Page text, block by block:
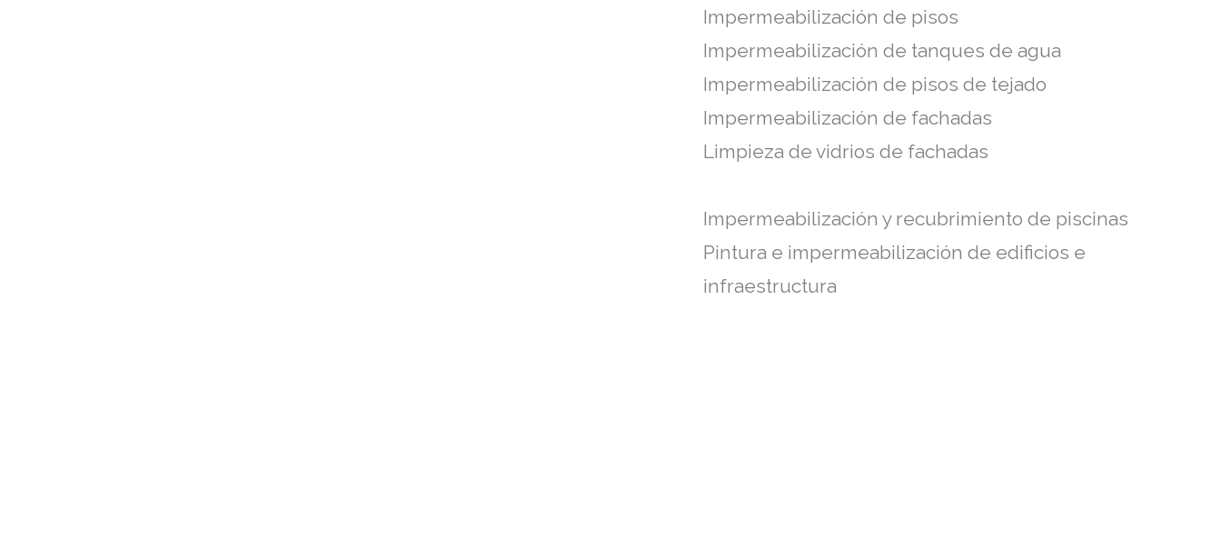
Impermeabilización de pisos
Impermeabilización de tanques de agua
Impermeabilización de pisos de tejado
Impermeabilización de fachadas
Limpieza de vidrios de fachadas
Impermeabilización y recubrimiento de piscinas
Pintura e impermeabilización de edificios e
infraestructura